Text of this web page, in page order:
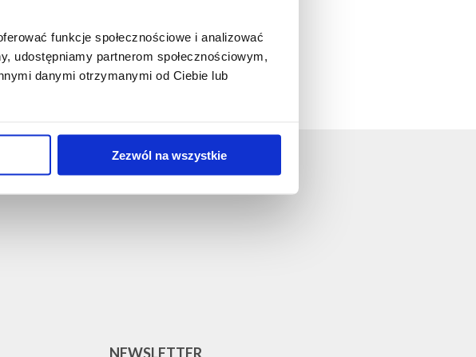
funkcje społecznościowe i analizować
udostępniamy partnerom społecznościowym,
danymi otrzymanymi od Ciebie lub
Zezwól na wszystkie
kieruje
się zatem
NEWSLETTER